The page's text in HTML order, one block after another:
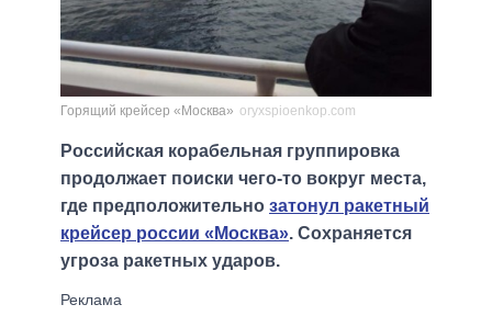
Горящий крейсер «Москва» oryxspioenkop.com
Российская корабельная группировка
продолжает поиски чего-то вокруг места,
где предположительно затонул ракетный
крейсер россии «Москва». Сохраняется
угроза ракетных ударов.